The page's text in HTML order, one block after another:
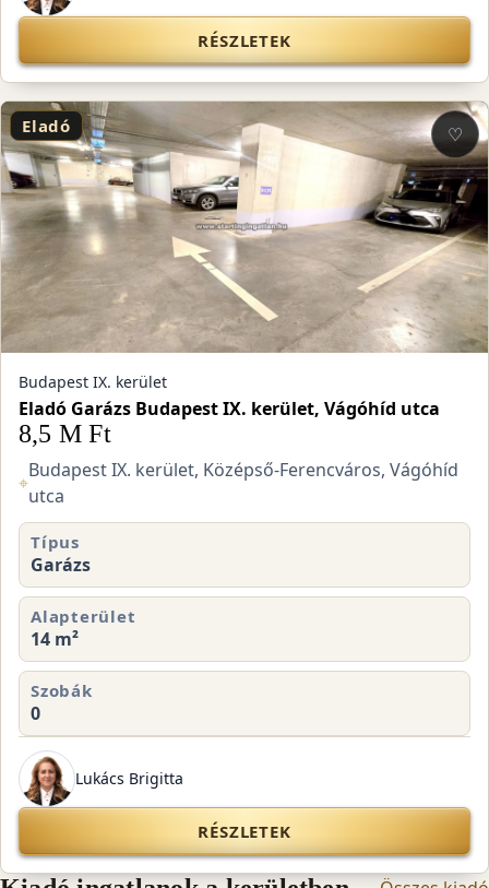
RÉSZLETEK
Eladó ♡
Budapest IX. kerület
Eladó Garázs Budapest IX. kerület, Vágóhíd utca
8,5 M Ft
⌖
Budapest IX. kerület, Középső-Ferencváros, Vágóhíd
utca
Típus
Garázs
Alapterület
14 m²
Szobák
0
Lukács Brigitta
RÉSZLETEK